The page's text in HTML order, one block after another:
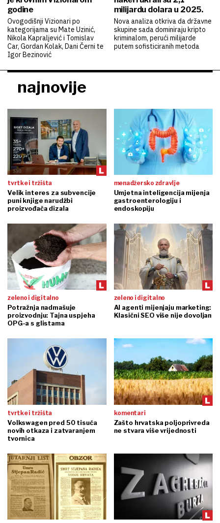
godine
Ovogodišnji Vizionari po
kategorijama su Mate Uzinić,
Nikola Kapraljević i Tomislav
Car, Gordan Kolak, Dani Černi te
Igor Bezinović
milijardu dolara u 2025.
Nova analiza otkriva da državne
skupine sada dominiraju kripto
kriminalom, perući milijarde
putem sofisticiranih metoda
najnovije
tvrtke i tržišta
Velik interes za subvencije
puni knjige narudžbi
proizvođača dizala
menadžersko zdravlje
Umjetna inteligencija mijenja
gastroenterologiju i
endoskopiju
zeleno i digitalno
Potražnja nadmašuje
proizvodnju: Tajna uspjeha
OPG-a s glistama
zeleno i digitalno
AI agenti mijenjaju marketing:
Klasični SEO više nije dovoljan
tvrtke i tržišta
Volkswagen pred 50 tisuća
novih otkaza i zatvaranjem
tvornica
komentari
Zašto hrvatska poljoprivreda
ne stvara više vrijednosti